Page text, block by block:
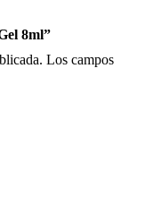
8ml”
Los campos